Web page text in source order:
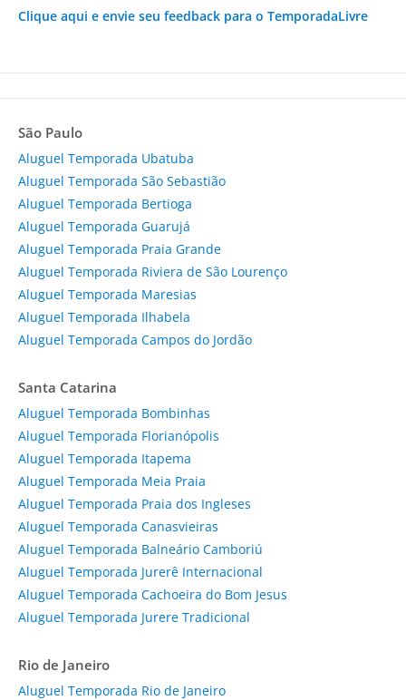
Clique aqui e envie seu feedback para o TemporadaLivre
São Paulo
Aluguel Temporada Ubatuba
Aluguel Temporada São Sebastião
Aluguel Temporada Bertioga
Aluguel Temporada Guarujá
Aluguel Temporada Praia Grande
Aluguel Temporada Riviera de São Lourenço
Aluguel Temporada Maresias
Aluguel Temporada Ilhabela
Aluguel Temporada Campos do Jordão
Santa Catarina
Aluguel Temporada Bombinhas
Aluguel Temporada Florianópolis
Aluguel Temporada Itapema
Aluguel Temporada Meia Praia
Aluguel Temporada Praia dos Ingleses
Aluguel Temporada Canasvieiras
Aluguel Temporada Balneário Camboriú
Aluguel Temporada Jurerê Internacional
Aluguel Temporada Cachoeira do Bom Jesus
Aluguel Temporada Jurere Tradicional
Rio de Janeiro
Aluguel Temporada Rio de Janeiro